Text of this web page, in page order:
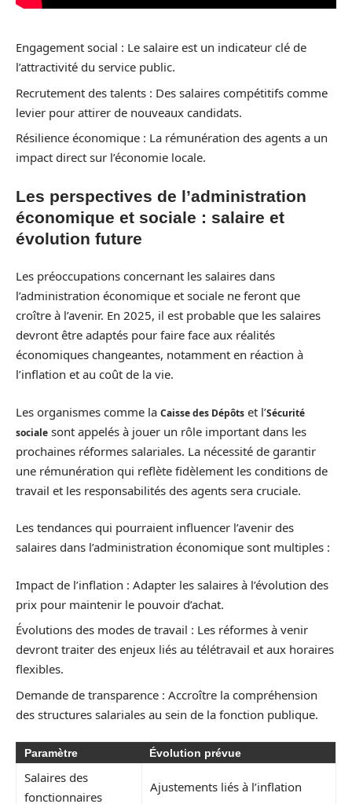
Engagement social : Le salaire est un indicateur clé de
l’attractivité du service public.
Recrutement des talents : Des salaires compétitifs comme
levier pour attirer de nouveaux candidats.
Résilience économique : La rémunération des agents a un
impact direct sur l’économie locale.
Les perspectives de l’administration
économique et sociale : salaire et
évolution future
Les préoccupations concernant les salaires dans
l’administration économique et sociale ne feront que
croître à l’avenir. En 2025, il est probable que les salaires
devront être adaptés pour faire face aux réalités
économiques changeantes, notamment en réaction à
l’inflation et au coût de la vie.
Les organismes comme la Caisse des Dépôts et l’Sécurité
sociale sont appelés à jouer un rôle important dans les
prochaines réformes salariales. La nécessité de garantir
une rémunération qui reflète fidèlement les conditions de
travail et les responsabilités des agents sera cruciale.
Les tendances qui pourraient influencer l’avenir des
salaires dans l’administration économique sont multiples :
Impact de l’inflation : Adapter les salaires à l’évolution des
prix pour maintenir le pouvoir d’achat.
Évolutions des modes de travail : Les réformes à venir
devront traiter des enjeux liés au télétravail et aux horaires
flexibles.
Demande de transparence : Accroître la compréhension
des structures salariales au sein de la fonction publique.
Paramètre Évolution prévue
Salaires des
fonctionnaires
Ajustements liés à l’inflation